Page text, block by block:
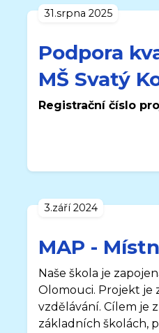
31.srpna 2025
Podpora
MŠ Svatý
Registrační číslo
3.září 2024
MAP -
Naše škola je
Olomouci. Projekt je
vzdělávání. Cílem je
základních školách,